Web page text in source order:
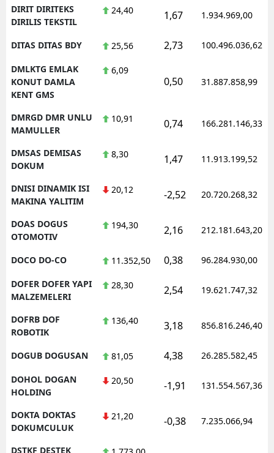
DIRIT DIRITEKS
DIRILIS TEKSTIL
24,40 1,67 1.934.969,00
DITAS DITAS BDY 25,56 2,73 100.496.036,62
DMLKTG EMLAK
KONUT DAMLA
KENT GMS
6,09
0,50 31.887.858,99
DMRGD DMR UNLU
MAMULLER
10,91 0,74 166.281.146,33
DMSAS DEMISAS
DOKUM
8,30 1,47 11.913.199,52
DNISI DINAMIK ISI
MAKINA YALITIM
20,12 -2,52 20.720.268,32
DOAS DOGUS
OTOMOTIV
194,30 2,16 212.181.643,20
DOCO DO-CO 11.352,50 0,38 96.284.930,00
DOFER DOFER YAPI
MALZEMELERI
28,30 2,54 19.621.747,32
DOFRB DOF
ROBOTIK
136,40 3,18 856.816.246,40
DOGUB DOGUSAN 81,05 4,38 26.285.582,45
DOHOL DOGAN
HOLDING
20,50 -1,91 131.554.567,36
DOKTA DOKTAS
DOKUMCULUK
21,20 -0,38 7.235.066,94
DSTKF DESTEK